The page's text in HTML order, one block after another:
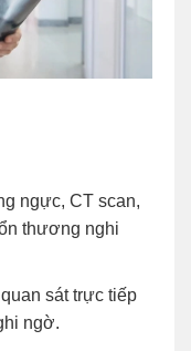
ngực, CT scan,
thương nghi
sát trực tiếp
ngờ.